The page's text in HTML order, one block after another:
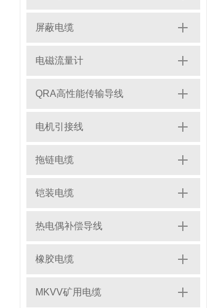
屏蔽电缆
电磁流量计
QRA高性能传输导线
电机引接线
拖链电缆
铠装电缆
热电偶补偿导线
橡胶电缆
MKVV矿用电缆